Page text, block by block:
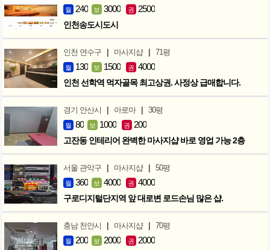
월 240 보 3000 권 2500
인천송도시도시
인천 연수구 | 마사지샵 | 71평
월 130 보 1500 권 4000
인천 선학역 먹자골목 최고상권. 사정상 급매합니다.
경기 안산시 | 아로마 | 30평
월 80 보 1000 권 200
고잔동 인테리어 완벽한 마사지샵 바로 영업 가능 2층
서울 관악구 | 마사지샵 | 50평
월 360 보 4000 권 4000
구로디지털단지역 앞 대로변 로드손님 많은 샵.
충남 천안시 | 마사지샵 | 70평
월 200 보 2000 권 2000